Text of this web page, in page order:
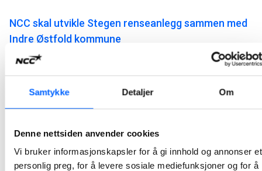
Samtykke Detaljer Om
Denne nettsiden anvender cookies
Vi bruker informasjonskapsler for å gi innhold og annonser et
personlig preg, for å levere sosiale mediefunksjoner og for å
NCC skal utvikle Stegen renseanlegg sammen med
Indre Østfold kommune
Indre Østfold kommune har inngått avtale med NCC om utvikling av Stegen renseanlegg i Askim. Utviklingsarbeidet, sammen med kommunen og prosessentreprenør, starter opp i juni i år og pågår frem til mai 2027.
2026-06-12 07:30
NCC bygger om og utvider Rindal helsetun